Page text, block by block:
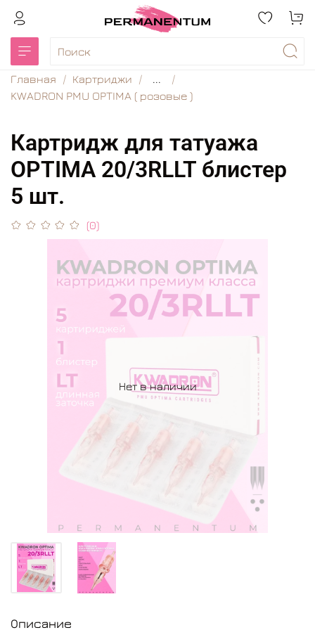
Главная Картриджи
...
KWADRON PMU OPTIMA ( розовые )
Картридж для татуажа
OPTIMA 20/3RLLT блистер
5 шт.
(0)
Нет в наличии
Описание